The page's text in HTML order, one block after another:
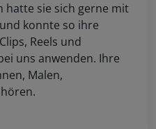
hatte sie sich gerne mit
konnte so ihre
Reels und
uns anwenden. Ihre
Malen,